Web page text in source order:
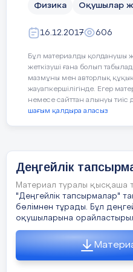
орфография мен
салыстыру ,
ІІ деңгей
ережесіне сай
Келемекен , көп
көссіз , жассын,
….нтымақ , сөз..н
, ұз…н , жұмы…шы,
торғай ;
1) Қандай
деп аталады?
2) Электр
сызығы
3)
дегеніміз не?
4) Тізбектей
формуласы.
3-
Физика Оқушылар
16.12.2017 606
Бұл материалды қолданушы
жеткізуші ғана болып
мазмұны мен авторлық
жауапкершілігінде. Егер
немесе сайттан алынуы тиіс
шағым қалдыра аласыз
Деңгейлік
Материал туралы қысқаша
"Деңгейлік тапсырмалар"
бөлімнен тұрады. Бұл
оқушыларына